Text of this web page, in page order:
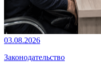
03.08.2026
Законодательство